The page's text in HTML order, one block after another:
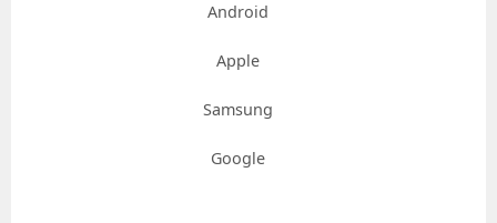
Android
Apple
Samsung
Google